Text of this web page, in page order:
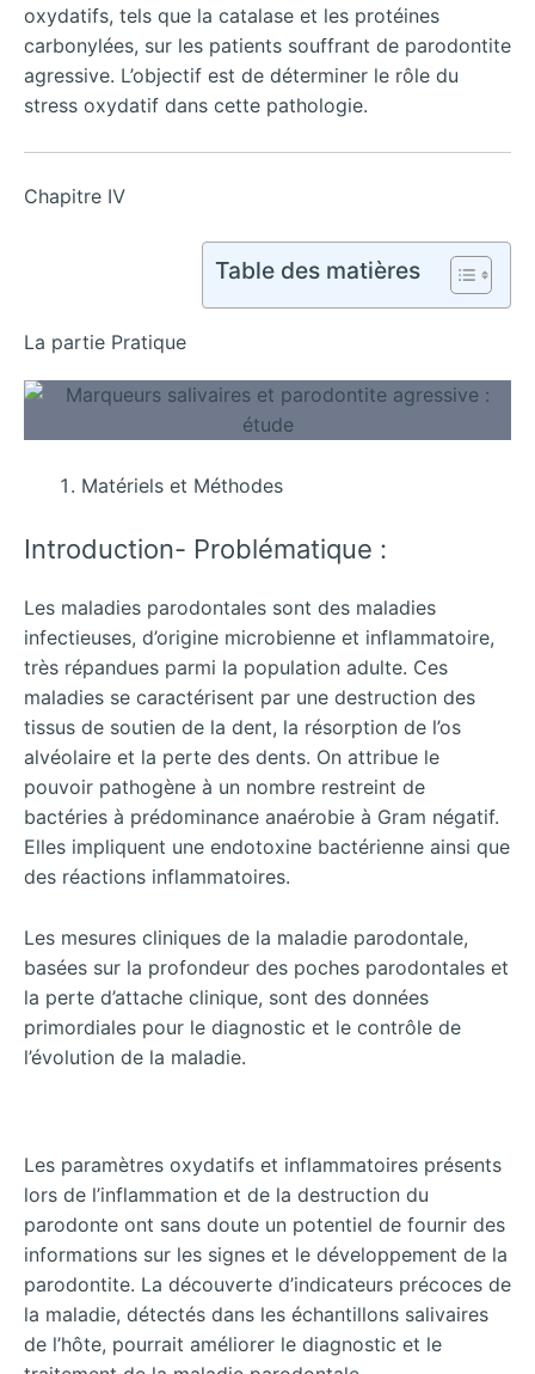
oxydatifs, tels que la catalase et les protéines
carbonylées, sur les patients souffrant de parodontite
agressive. L’objectif est de déterminer le rôle du
stress oxydatif dans cette pathologie.
Chapitre Ⅳ
Table des matières
La partie Pratique
Matériels et Méthodes
Introduction- Problématique :
Les maladies parodontales sont des maladies
infectieuses, d’origine microbienne et inflammatoire,
très répandues parmi la population adulte. Ces
maladies se caractérisent par une destruction des
tissus de soutien de la dent, la résorption de l’os
alvéolaire et la perte des dents. On attribue le
pouvoir pathogène à un nombre restreint de
bactéries à prédominance anaérobie à Gram négatif.
Elles impliquent une endotoxine bactérienne ainsi que
des réactions inflammatoires.
Les mesures cliniques de la maladie parodontale,
basées sur la profondeur des poches parodontales et
la perte d’attache clinique, sont des données
primordiales pour le diagnostic et le contrôle de
l’évolution de la maladie.
Les paramètres oxydatifs et inflammatoires présents
lors de l’inflammation et de la destruction du
parodonte ont sans doute un potentiel de fournir des
informations sur les signes et le développement de la
parodontite. La découverte d’indicateurs précoces de
la maladie, détectés dans les échantillons salivaires
de l’hôte, pourrait améliorer le diagnostic et le